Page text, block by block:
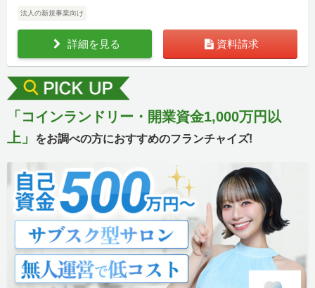
法人の新規事業向け
詳細を見る 資料請求
「コインランドリー・開業資金1,000万円以
上」
をお調べの方におすすめのフランチャイズ!